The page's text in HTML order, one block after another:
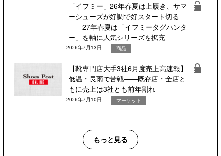
「イフミー」26年春夏は上履き、サマ
ーシューズが好調で好スタート切る
――27年春夏は「イフミータグハンタ
ー」を軸に人気シリーズを拡充
2026年7月13日 商品
【靴専門店大手3社6月度売上高速報】
低温・長雨で苦戦――既存店・全店と
もに売上は3社とも前年割れ
2026年7月10日 マーケット
もっと見る